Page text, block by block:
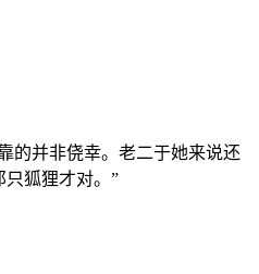
的并非侥幸。老二于她来说还
只狐狸才对。”